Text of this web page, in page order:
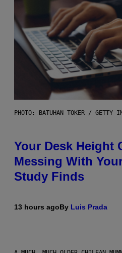
PHOTO: BATUHAN TOKER / GETTY
Your Desk Height
Messing With
Study Finds
13 hours agoBy Luis Prada